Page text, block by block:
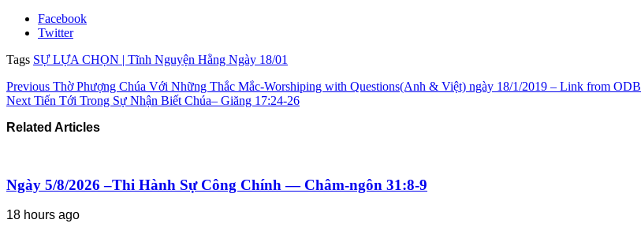
Facebook
Twitter
Tags SỰ LỰA CHỌN | Tĩnh Nguyện Hằng Ngày 18/01
Previous Thờ Phượng Chúa Với Những Thắc Mắc-Worshiping with Questions(Anh & Việt) ngày 18/1/2019 – Link from ODB
Next Tiến Tới Trong Sự Nhận Biết Chúa– Giăng 17:24-26
Related Articles
Ngày 5/8/2026 –Thi Hành Sự Công Chính — Châm-ngôn 31:8-9
18 hours ago